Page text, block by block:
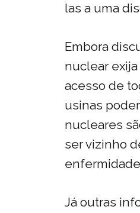
las a uma
Embora
nuclear
acesso de
usinas
nucleares
ser vizinho
Já outras